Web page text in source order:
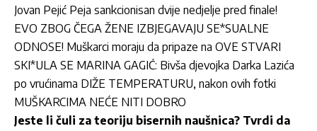
Jovan Pejić Peja sankcionisan dvije nedjelje pred finale!
EVO ZBOG ČEGA ŽENE IZBJEGAVAJU SE*SUALNE
ODNOSE! Muškarci moraju da pripaze na OVE STVARI
SKI*ULA SE MARINA GAGIĆ: Bivša djevojka Darka Lazića
po vrućinama DIŽE TEMPERATURU, nakon ovih fotki
MUŠKARCIMA NEĆE NITI DOBRO
Jeste li čuli za teoriju bisernih naušnica? Tvrdi da